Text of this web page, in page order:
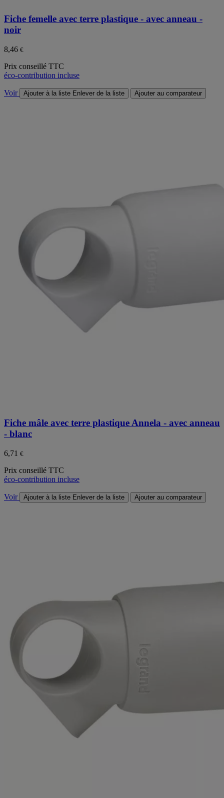
Fiche femelle avec terre plastique - avec anneau -
noir
8,46 €
Prix conseillé TTC
éco-contribution incluse
Voir Ajouter à la liste Enlever de la liste Ajouter au comparateur
Fiche mâle avec terre plastique Annela - avec anneau
- blanc
6,71 €
Prix conseillé TTC
éco-contribution incluse
Voir Ajouter à la liste Enlever de la liste Ajouter au comparateur